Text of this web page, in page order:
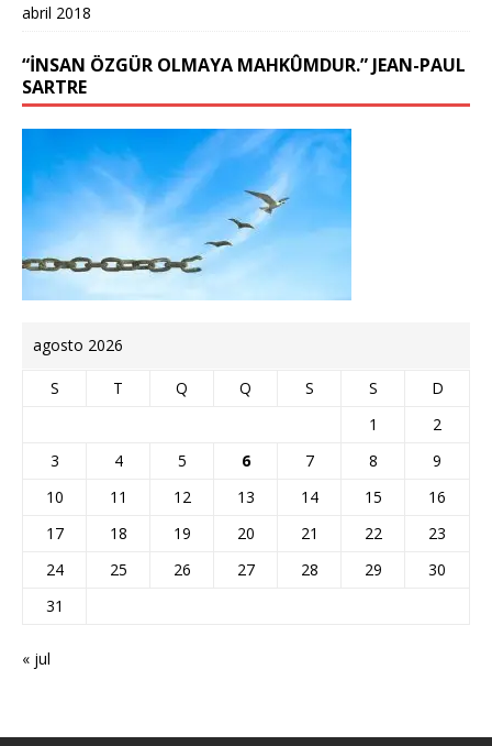
abril 2018
“İNSAN ÖZGÜR OLMAYA MAHKÛMDUR.” JEAN-PAUL
SARTRE
agosto 2026
S T Q Q S S
D
1
2
3
4 5 6 7 8
9
10
11 12 13 14 15
16
17
18 19 20 21 22
23
24
25 26 27 28 29
30
31
« jul